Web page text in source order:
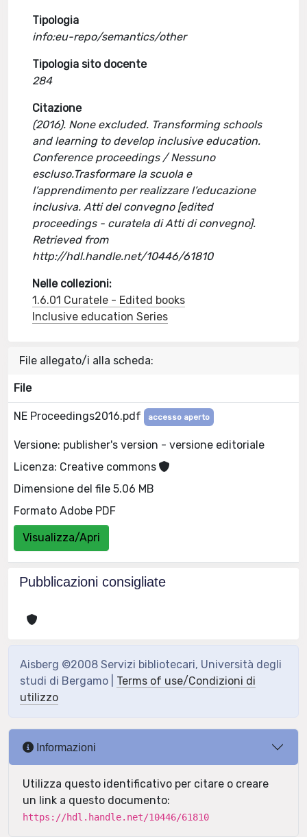
Tipologia
info:eu-repo/semantics/other
Tipologia sito docente
284
Citazione
(2016). None excluded. Transforming schools
and learning to develop inclusive education.
Conference proceedings / Nessuno
escluso.Trasformare la scuola e
l’apprendimento per realizzare l’educazione
inclusiva. Atti del convegno [edited
proceedings - curatela di Atti di convegno].
Retrieved from
http://hdl.handle.net/10446/61810
Nelle collezioni:
1.6.01 Curatele - Edited books
Inclusive education Series
File allegato/i alla scheda:
File
NE Proceedings2016.pdf accesso aperto
Versione: publisher's version - versione editoriale
Licenza: Creative commons
Dimensione del file 5.06 MB
Formato Adobe PDF
Visualizza/Apri
Pubblicazioni consigliate
Aisberg ©2008 Servizi bibliotecari, Università degli
studi di Bergamo | Terms of use/Condizioni di
utilizzo
Informazioni
Utilizza questo identificativo per citare o creare
un link a questo documento:
https://hdl.handle.net/10446/61810